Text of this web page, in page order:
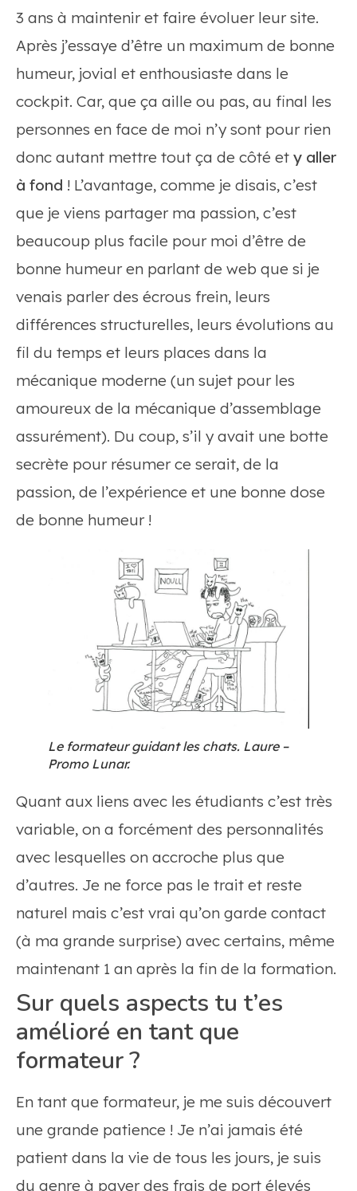
3 ans à maintenir et faire évoluer leur site.
Après j’essaye d’être un maximum de bonne
humeur, jovial et enthousiaste dans le
cockpit. Car, que ça aille ou pas, au final les
personnes en face de moi n’y sont pour rien
donc autant mettre tout ça de côté et y aller
à fond ! L’avantage, comme je disais, c’est
que je viens partager ma passion, c’est
beaucoup plus facile pour moi d’être de
bonne humeur en parlant de web que si je
venais parler des écrous frein, leurs
différences structurelles, leurs évolutions au
fil du temps et leurs places dans la
mécanique moderne (un sujet pour les
amoureux de la mécanique d’assemblage
assurément). Du coup, s’il y avait une botte
secrète pour résumer ce serait, de la
passion, de l’expérience et une bonne dose
de bonne humeur !
Le formateur guidant les chats. Laure –
Promo Lunar.
Quant aux liens avec les étudiants c’est très
variable, on a forcément des personnalités
avec lesquelles on accroche plus que
d’autres. Je ne force pas le trait et reste
naturel mais c’est vrai qu’on garde contact
(à ma grande surprise) avec certains, même
maintenant 1 an après la fin de la formation.
Sur quels aspects tu t’es
amélioré en tant que
formateur ?
En tant que formateur, je me suis découvert
une grande patience ! Je n’ai jamais été
patient dans la vie de tous les jours, je suis
du genre à payer des frais de port élevés